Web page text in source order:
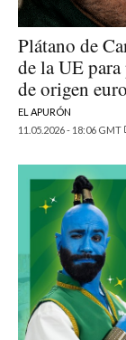
Plátano de
de la UE
de origen
EL APURÓN
11.05.2026 - 18:06 GMT